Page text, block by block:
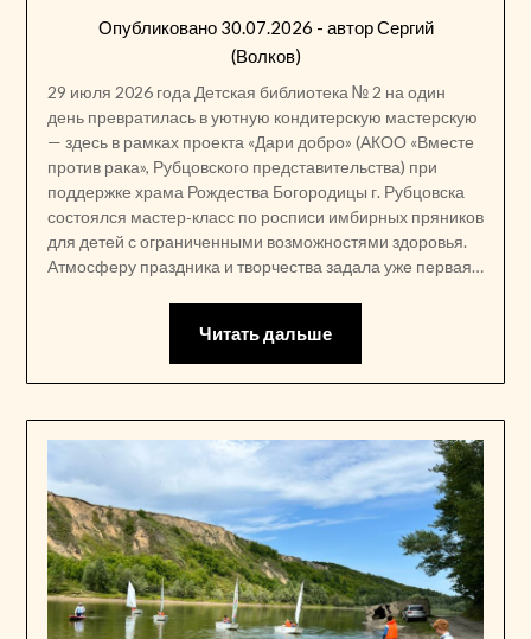
Опубликовано 30.07.2026 - авторСергий
(Волков)
29 июля 2026 года Детская библиотека № 2 на один
день превратилась в уютную кондитерскую мастерскую
— здесь в рамках проекта «Дари добро» (АКОО «Вместе
против рака», Рубцовского представительства) при
поддержке храма Рождества Богородицы г. Рубцовска
состоялся мастер‑класс по росписи имбирных пряников
для детей с ограниченными возможностями здоровья.
Атмосферу праздника и творчества задала уже первая…
Читать дальше